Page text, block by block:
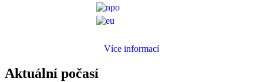
Více informací
Aktuální počasí